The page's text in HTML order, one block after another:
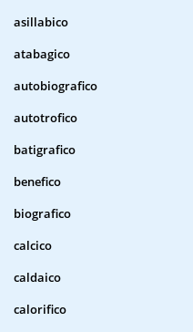
asillabico
atabagico
autobiografico
autotrofico
batigrafico
benefico
biografico
calcico
caldaico
calorifico